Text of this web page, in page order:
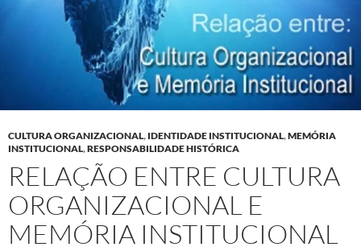
CULTURA ORGANIZACIONAL, IDENTIDADE INSTITUCIONAL,MEMÓRIA
INSTITUCIONAL,RESPONSABILIDADE HISTÓRICA
RELAÇÃO ENTRE CULTURA
ORGANIZACIONAL E
MEMÓRIA INSTITUCIONAL